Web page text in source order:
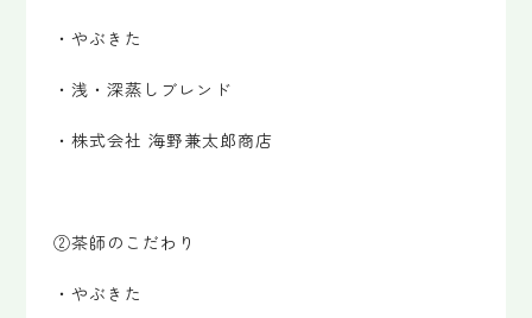
・やぶきた
・浅・深蒸しブレンド
・株式会社 海野兼太郎商店
②茶師のこだわり
・やぶきた